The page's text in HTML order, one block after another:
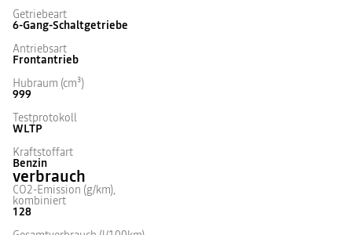
Getriebeart
6-Gang-Schaltgetriebe
Antriebsart
Frontantrieb
Hubraum (cm³)
999
Testprotokoll
WLTP
Kraftstoffart
Benzin
verbrauch
CO2-Emission (g/km),
kombiniert
128